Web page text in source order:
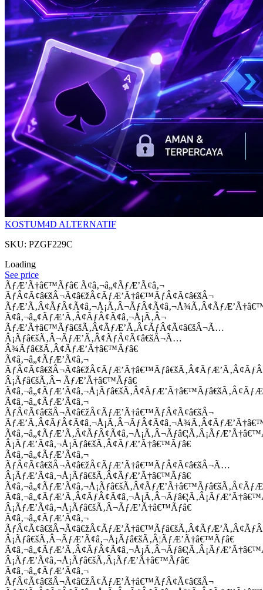
KOSTUM4D ALTERNATIF
SKU: PZGF229C
Loading
See price
ÃƒÆ’Ã†â€™Ãƒâ€ Ã¢â‚¬â„¢ÃƒÆ’Ã¢â‚¬
ÃƒÂ¢Ã¢â€šÂ¬Ã¢â€žÂ¢ÃƒÆ’Ã†â€™ÃƒÂ¢Ã¢â€šÂ¬
Ã¢â‚¬â„¢ÃƒÆ’Ã‚Â¢ÃƒÂ¢Ã¢â‚¬Å¡Ã‚Â¬
ÃƒÆ’Ã†â€™Ãƒâ€šÃ‚Â¢ÃƒÆ’Ã‚Â¢ÃƒÂ¢Ã¢â€šÂ¬Ã…
Â¡Ãƒâ€šÃ‚Â¬ÃƒÆ’Ã‚Â¢ÃƒÂ¢Ã¢â€šÂ¬Ã…
Â¾Ãƒâ€šÃ‚Â¢ÃƒÆ’Ã†â€™Ãƒâ€
Ã¢â‚¬â„¢ÃƒÆ’Ã¢â‚¬
Â¡Ãƒâ€šÃ‚Â¬ ÃƒÆ’Ã†â€™Ãƒâ€
Ã¢â‚¬â„¢ÃƒÆ’Ã¢â‚¬
ÃƒÂ¢Ã¢â€šÂ¬Ã¢â€žÂ¢ÃƒÆ’Ã†â€™ÃƒÂ¢Ã¢â€šÂ¬
Â¡ÃƒÆ’Ã¢â‚¬Å¡Ãƒâ€šÃ‚Â¢ÃƒÆ’Ã†â€™Ãƒâ€
Ã¢â‚¬â„¢ÃƒÆ’Ã¢â‚¬
ÃƒÂ¢Ã¢â€šÂ¬Ã¢â€žÂ¢ÃƒÆ’Ã†â€™ÃƒÂ¢Ã¢â€šÂ¬Ã…
Â¡ÃƒÆ’Ã¢â‚¬Å¡Ãƒâ€šÃ‚Â¢ÃƒÆ’Ã†â€™Ãƒâ€
Â¡ÃƒÆ’Ã¢â‚¬Å¡Ãƒâ€šÃ‚Â¬ÃƒÆ’Ã†â€™Ãƒâ€
Ã¢â‚¬â„¢ÃƒÆ’Ã¢â‚¬
Â¡Ãƒâ€šÃ‚Â¬ÃƒÆ’Ã¢â‚¬Å¡Ãƒâ€šÃ‚Â¦ÃƒÆ’Ã†â€™Ãƒâ€
Â¡ÃƒÆ’Ã¢â‚¬Å¡Ãƒâ€šÃ‚Â¡ÃƒÆ’Ã†â€™Ãƒâ€
Ã¢â‚¬â„¢ÃƒÆ’Ã¢â‚¬
ÃƒÂ¢Ã¢â€šÂ¬Ã¢â€žÂ¢ÃƒÆ’Ã†â€™ÃƒÂ¢Ã¢â€šÂ¬